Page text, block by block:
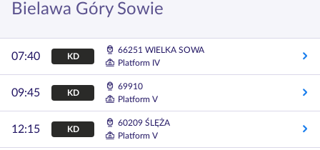
Bielawa Góry Sowie
07:40 KD
66251 WIELKA SOWA
Platform IV
09:45 KD
69910
Platform V
12:15 KD
60209 ŚLĘŻA
Platform V